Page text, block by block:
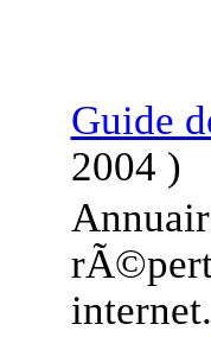
Guide
2004 )
internet.